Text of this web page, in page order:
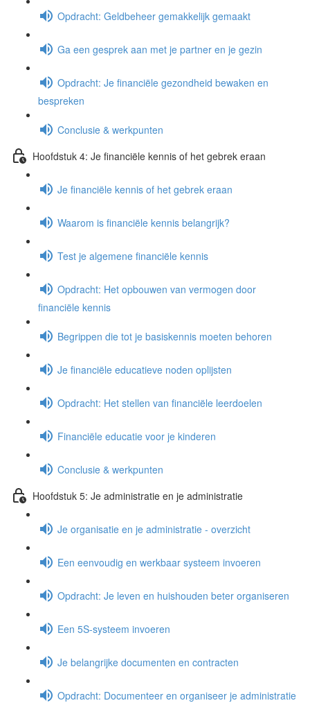
Opdracht: Geldbeheer gemakkelijk gemaakt
Ga een gesprek aan met je partner en je gezin
Opdracht: Je financiële gezondheid bewaken en
bespreken
Conclusie & werkpunten
Hoofdstuk 4: Je financiële kennis of het gebrek eraan
Je financiële kennis of het gebrek eraan
Waarom is financiële kennis belangrijk?
Test je algemene financiële kennis
Opdracht: Het opbouwen van vermogen door
financiële kennis
Begrippen die tot je basiskennis moeten behoren
Je financiële educatieve noden oplijsten
Opdracht: Het stellen van financiële leerdoelen
Financiële educatie voor je kinderen
Conclusie & werkpunten
Hoofdstuk 5: Je administratie en je administratie
Je organisatie en je administratie - overzicht
Een eenvoudig en werkbaar systeem invoeren
Opdracht: Je leven en huishouden beter organiseren
Een 5S-systeem invoeren
Je belangrijke documenten en contracten
Opdracht: Documenteer en organiseer je administratie